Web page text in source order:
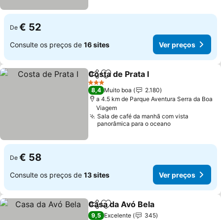
De € 52
Consulte os preços de 16 sites Ver preços
PartilharAdicionar aos favoritos
Costa de Prata I
3 Estrelas
8,4 Muito boa
2.180
a 4.5 km de Parque Aventura Serra da Boa
Viagem
Sala de café da manhã com vista
panorâmica para o oceano
De € 58
Consulte os preços de 13 sites Ver preços
PartilharAdicionar aos favoritos
Casa da Avó Bela
9,5 Excelente
345